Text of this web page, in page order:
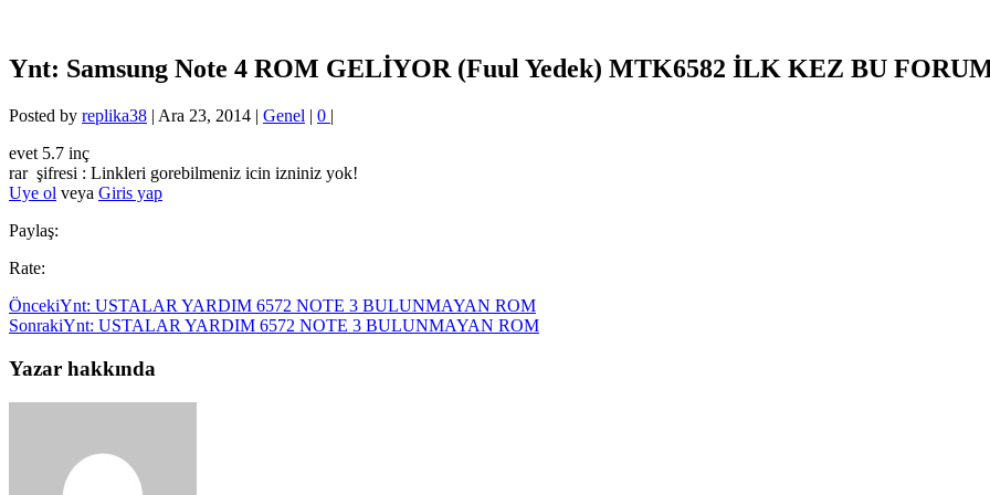
Ynt: Samsung Note 4 ROM GELİYOR (Fuul Yedek) MTK6582 İLK KEZ BU
Posted by replika38 | Ara 23, 2014 | Genel | 0 |
evet 5.7 inç
rar şifresi : Linkleri gorebilmeniz icin izniniz yok!
Uye ol veya Giris yap
Paylaş:
Rate:
ÖncekiYnt: USTALAR YARDIM 6572 NOTE 3 BULUNMAYAN ROM
SonrakiYnt: USTALAR YARDIM 6572 NOTE 3 BULUNMAYAN ROM
Yazar hakkında